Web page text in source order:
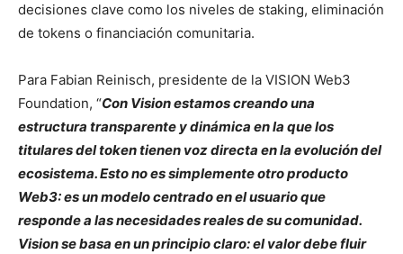
decisiones clave como los niveles de staking, eliminación
de tokens o financiación comunitaria.
Para Fabian Reinisch, presidente de la VISION Web3
Foundation, “Con Vision estamos creando una
estructura transparente y dinámica en la que los
titulares del token tienen voz directa en la evolución del
ecosistema. Esto no es simplemente otro producto
Web3: es un modelo centrado en el usuario que
responde a las necesidades reales de su comunidad.
Vision se basa en un principio claro: el valor debe fluir